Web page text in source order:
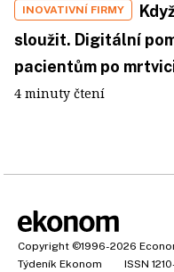
INOVATIVNÍ FIRMY
sloužit. Digitální
pacientům po
4 minuty čtení
Copyright ©1996-2026
Týdeník Ekonom
ISSN